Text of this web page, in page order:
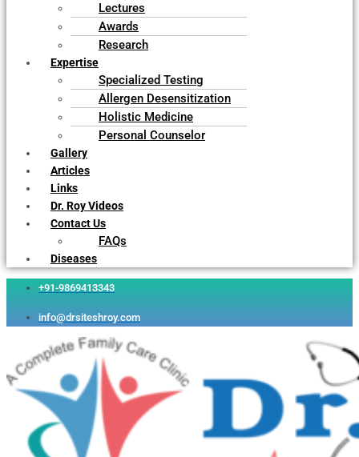
Lectures
Awards
Research
Expertise
Specialized Testing
Allergen Desensitization
Holistic Medicine
Personal Counselor
Gallery
Articles
Links
Dr. Roy Videos
Contact Us
FAQs
Diseases
+91-9869413343
info@drsiteshroy.com